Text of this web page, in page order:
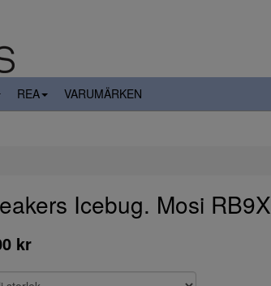
REA VARUMÄRKEN
Icebug. Mosi RB9X
kr